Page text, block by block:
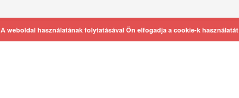
A weboldal használatának folytatásával Ön elfogadja a cookie-k használatát